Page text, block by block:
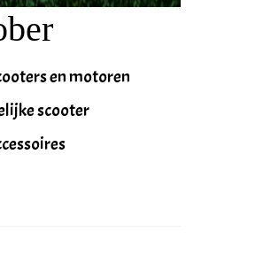
en motoren
scooter